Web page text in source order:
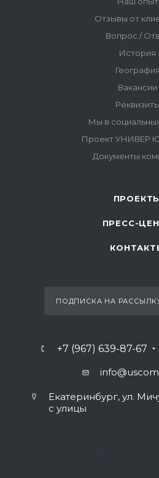
ПРЕСС-
ПОДПИСКА НА
+7 (967) 639-87-67
Екатеринбург, ул.
с улицы
>